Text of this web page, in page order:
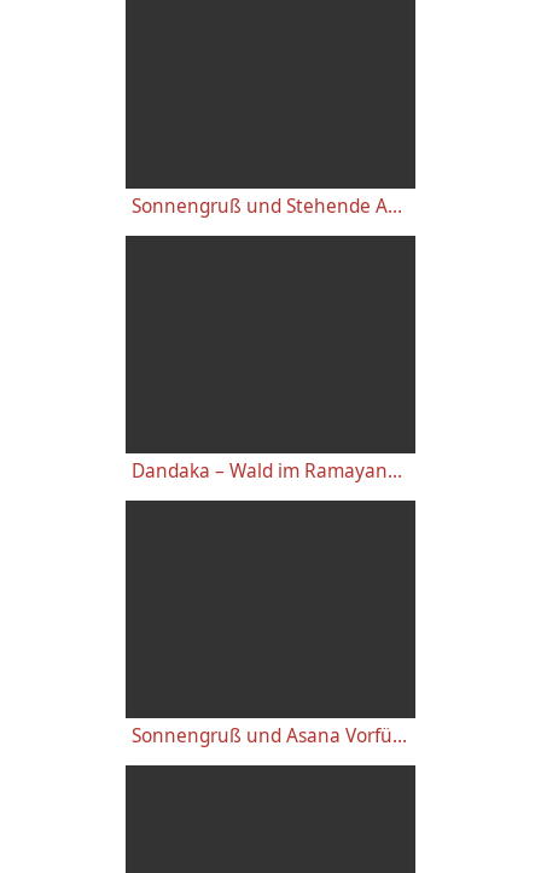
Sonnengruß und Stehende Asanas – kurze fordernde Übungsfolge - mit Sukadev und Thuy
Dandaka – Wald im Ramayana - Sanskrit Wörterbuch
Sonnengruß und Asana Vorführung von Amba